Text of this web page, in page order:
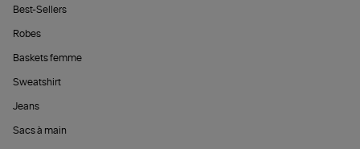
Best-Sellers
Robes
Baskets femme
Sweatshirt
Jeans
Sacs à main